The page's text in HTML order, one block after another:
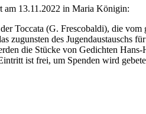
am 13.11.2022 in Maria Königin:
Toccata (G. Frescobaldi), die
des Jugendaustauschs
die Stücke von Gedichten
ist frei, um Spenden wird